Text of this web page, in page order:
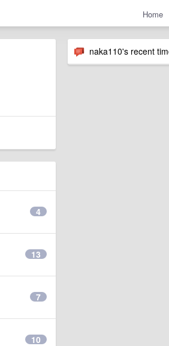
Home
naka110's recent
4
13
7
10